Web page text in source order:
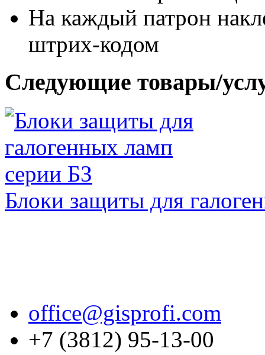
На каждый патрон
штрих-кодом
Следующие товары/
Блоки защиты для
office@gisprofi.com
+7 (3812) 95-13-00